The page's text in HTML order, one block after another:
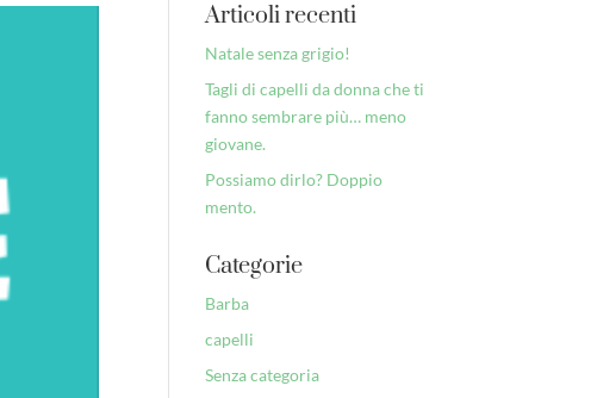
Articoli recenti
Natale senza grigio!
Tagli di capelli da donna che ti
fanno sembrare più… meno
giovane.
Possiamo dirlo? Doppio
mento.
Categorie
Barba
capelli
Senza categoria